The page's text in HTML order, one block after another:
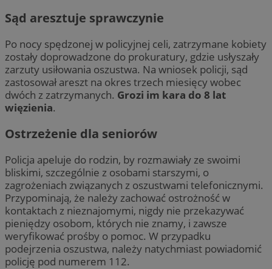
Sąd aresztuje sprawczynie
Po nocy spędzonej w policyjnej celi, zatrzymane kobiety
zostały doprowadzone do prokuratury, gdzie usłyszały
zarzuty usiłowania oszustwa. Na wniosek policji, sąd
zastosował areszt na okres trzech miesięcy wobec
dwóch z zatrzymanych. Grozi im kara do 8 lat
więzienia.
Ostrzeżenie dla seniorów
Policja apeluje do rodzin, by rozmawiały ze swoimi
bliskimi, szczególnie z osobami starszymi, o
zagrożeniach związanych z oszustwami telefonicznymi.
Przypominają, że należy zachować ostrożność w
kontaktach z nieznajomymi, nigdy nie przekazywać
pieniędzy osobom, których nie znamy, i zawsze
weryfikować prośby o pomoc. W przypadku
podejrzenia oszustwa, należy natychmiast powiadomić
policję pod numerem 112.